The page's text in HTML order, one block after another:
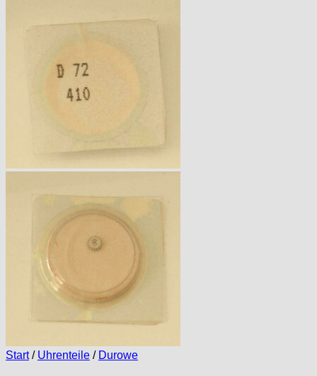
Start / Uhrenteile / Durowe